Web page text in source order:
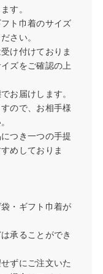
す。
ト巾着のサイズ
さい。
け付けておりま
ズをご確認の上
お届けします。
ので、お相手様
つき一つの手提
めしておりま
・ギフト巾着が
承ることができ
ずにご注文いた